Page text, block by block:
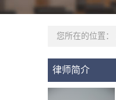
您所在的位置：
律师简介